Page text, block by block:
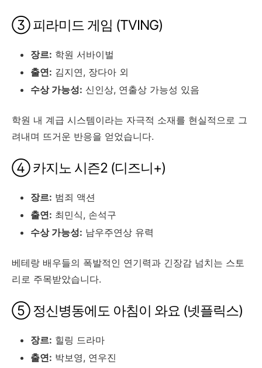
③ 피라미드 게임 (TVING)
장르: 학원 서바이벌
출연: 김지연, 장다아 외
수상 가능성: 신인상, 연출상 가능성 있음
학원 내 계급 시스템이라는 자극적 소재를 현실적으로 그
려내며 뜨거운 반응을 얻었습니다.
④ 카지노 시즌2 (디즈니+)
장르: 범죄 액션
출연: 최민식, 손석구
수상 가능성: 남우주연상 유력
베테랑 배우들의 폭발적인 연기력과 긴장감 넘치는 스토
리로 주목받았습니다.
⑤ 정신병동에도 아침이 와요 (넷플릭스)
장르: 힐링 드라마
출연: 박보영, 연우진